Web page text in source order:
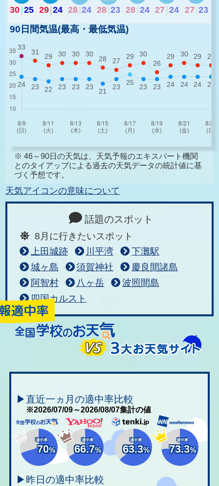
30|25 29|24 28 24 28 23 28 24 27 24 27 23
90日間気温(最高・最低気温)
※ 46～90日の天気は、天気予報のエキスパート機関
とのタイアップによる過去の天気データの統計値に基
づく予想です。
天気アイコンの意味について
話題のスポット
8月に行きたいスポット
上田城跡
川平湾
下灘駅
城ヶ島
須賀神社
慶良間諸島
阿智村
八ヶ岳
波照間島
四国カルスト
▶直近一ヵ月の適中率比較
※2026/07/09～2026/08/07集計の値
適中率
70%
適中率
66.7%
適中率
63.3%
適中率
73.3%
▶昨日の適中率比較